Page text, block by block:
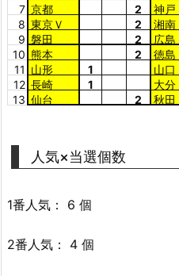
7 京都 2 神戸
8 東京Ｖ 2 湘南
9 磐田 2 広島
10 熊本 2 徳島
11 山形 1 山口
12 長崎 1 大分
13 仙台 2 秋田
人気×当選個数
1番人気： 6 個
2番人気： 4 個